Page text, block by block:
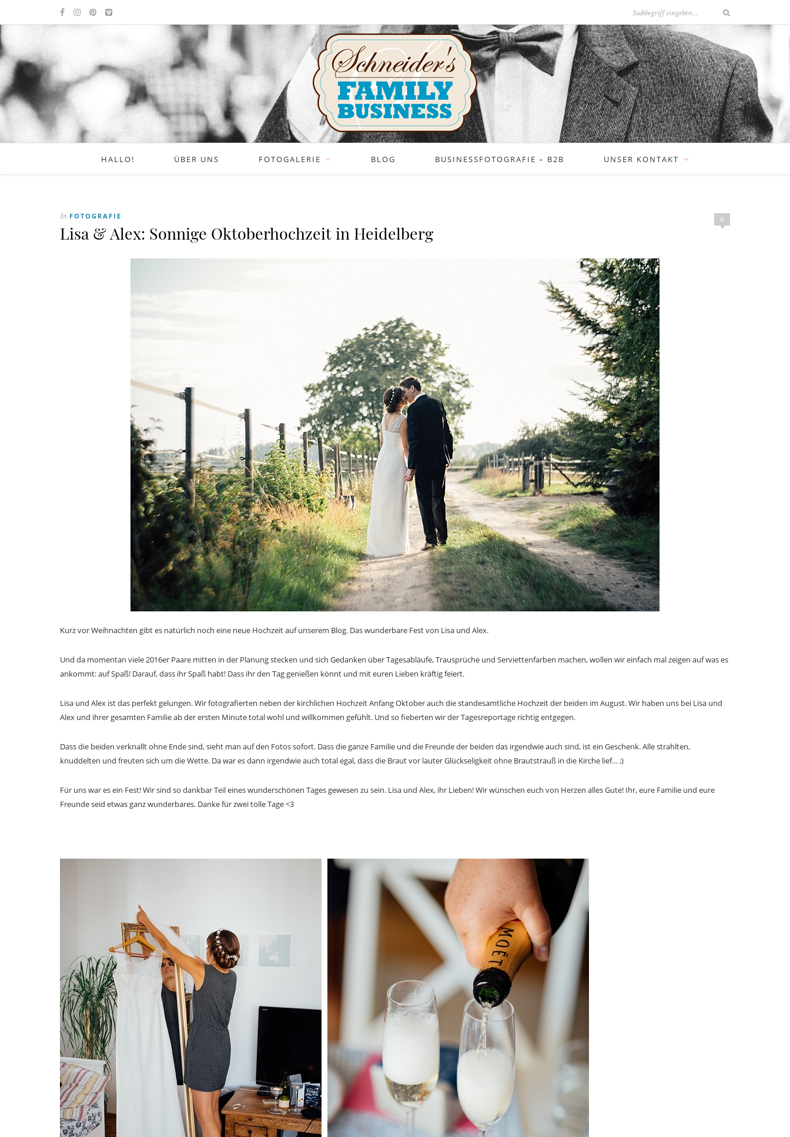
HALLO! ÜBER UNS FOTOGALERIE BLOG BUSINESSFOTOGRAFIE – B2B UNSER KONTAKT
0
In FOTOGRAFIE
Lisa & Alex: Sonnige Oktoberhochzeit in Heidelberg
Kurz vor Weihnachten gibt es natürlich noch eine neue Hochzeit auf unserem Blog. Das wunderbare Fest von Lisa und Alex.
Und da momentan viele 2016er Paare mitten in der Planung stecken und sich Gedanken über Tagesabläufe, Trausprüche und Serviettenfarben machen, wollen wir einfach mal zeigen auf was es
ankommt: auf Spaß! Darauf, dass ihr Spaß habt! Dass ihr den Tag genießen könnt und mit euren Lieben kräftig feiert.
Lisa und Alex ist das perfekt gelungen. Wir fotografierten neben der kirchlichen Hochzeit Anfang Oktober auch die standesamtliche Hochzeit der beiden im August. Wir haben uns bei Lisa und
Alex und ihrer gesamten Familie ab der ersten Minute total wohl und willkommen gefühlt. Und so fieberten wir der Tagesreportage richtig entgegen.
Dass die beiden verknallt ohne Ende sind, sieht man auf den Fotos sofort. Dass die ganze Familie und die Freunde der beiden das irgendwie auch sind, ist ein Geschenk. Alle strahlten,
knuddelten und freuten sich um die Wette. Da war es dann irgendwie auch total egal, dass die Braut vor lauter Glückseligkeit ohne Brautstrauß in die Kirche lief… ;)
Für uns war es ein Fest! Wir sind so dankbar Teil eines wunderschönen Tages gewesen zu sein. Lisa und Alex, ihr Lieben! Wir wünschen euch von Herzen alles Gute! Ihr, eure Familie und eure
Freunde seid etwas ganz wunderbares. Danke für zwei tolle Tage <3